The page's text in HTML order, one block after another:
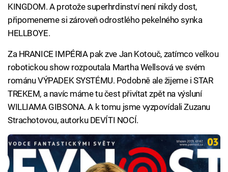
KINGDOM. A protože superhrdinství není nikdy dost,
připomeneme si zároveň odrostlého pekelného synka
HELLBOYE.
Za HRANICE IMPÉRIA pak zve Jan Kotouč, zatímco velkou
robotickou show rozpoutala Martha Wellsová ve svém
románu VÝPADEK SYSTÉMU. Podobně ale žijeme i STAR
TREKEM, a navíc máme tu čest přivítat zpět na výsluní
WILLIAMA GIBSONA. A k tomu jsme vyzpovídali Zuzanu
Strachotovou, autorku DEVÍTI NOCÍ.